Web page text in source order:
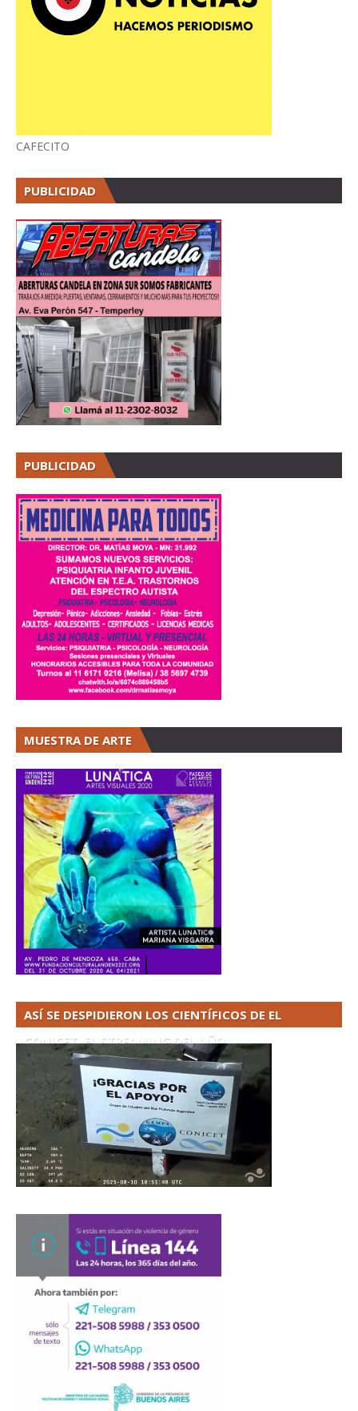
CAFECITO
PUBLICIDAD
PUBLICIDAD
MUESTRA DE ARTE
ASÍ SE DESPIDIERON LOS CIENTÍFICOS DE EL
CONICET. EL STREAMING DEL AÑO